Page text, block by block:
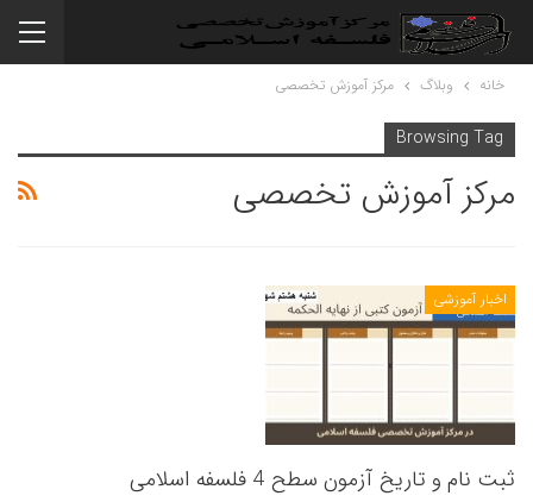
خانه وبلاگ مرکز آموزش تخصصی
Browsing Tag
مرکز آموزش تخصصی
اخبار آموزشی
ثبت نام و تاریخ آزمون سطح 4 فلسفه اسلامی